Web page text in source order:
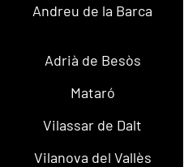
Andreu de la Barca
Adrià de Besòs
Mataró
Vilassar de Dalt
Vilanova del Vallès